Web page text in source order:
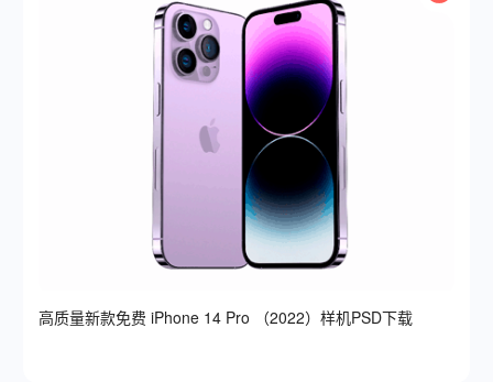
高质量新款免费 iPhone 14 Pro （2022）样机PSD下载